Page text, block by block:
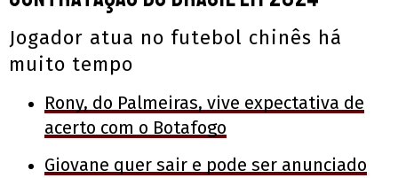
Jogador atua no futebol chinês há
muito tempo
Rony, do Palmeiras, vive expectativa de
acerto com o Botafogo
Giovane quer sair e pode ser anunciado